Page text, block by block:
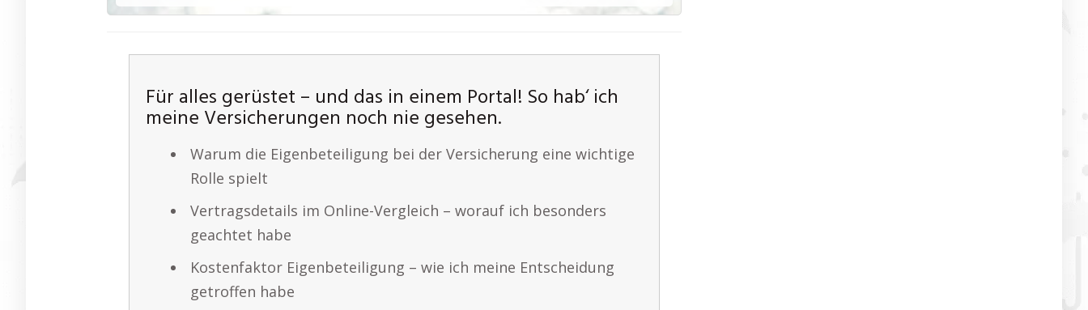
Für alles gerüstet – und das in einem Portal! So hab‘ ich
meine Versicherungen noch nie gesehen.
Warum die Eigenbeteiligung bei der Versicherung eine wichtige
Rolle spielt
Vertragsdetails im Online-Vergleich – worauf ich besonders
geachtet habe
Kostenfaktor Eigenbeteiligung – wie ich meine Entscheidung
getroffen habe